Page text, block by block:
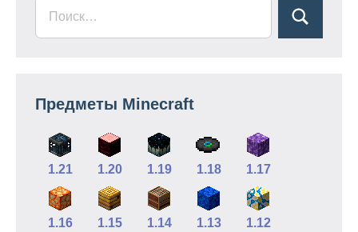
Предметы Minecraft
1.21 1.20 1.19 1.18 1.17
1.16 1.15 1.14 1.13 1.12